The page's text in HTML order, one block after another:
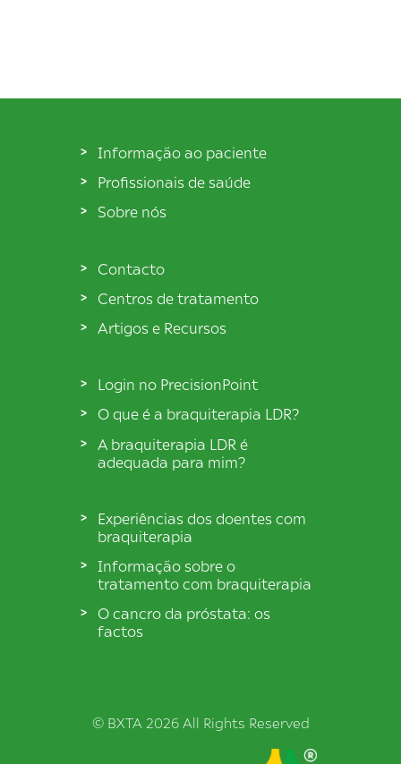
Informação ao paciente
Profissionais de saúde
Sobre nós
Contacto
Centros de tratamento
Artigos e Recursos
Login no PrecisionPoint
O que é a braquiterapia LDR?
A braquiterapia LDR é
adequada para mim?
Experiências dos doentes com
braquiterapia
Informação sobre o
tratamento com braquiterapia
O cancro da próstata: os
factos
© BXTA 2026 All Rights Reserved